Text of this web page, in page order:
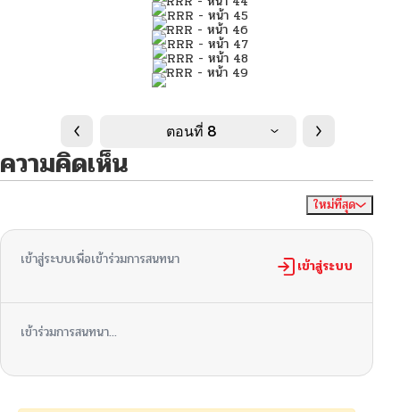
ตอนที่ 8
ความคิดเห็น
ใหม่ที่สุด
เข้าสู่ระบบเพื่อเข้าร่วมการสนทนา เข้าสู่ระบบ
เข้าร่วมการสนทนา...